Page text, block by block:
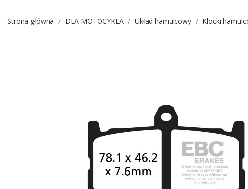
Strona główna DLA MOTOCYKLA Układ hamulcowy Klocki